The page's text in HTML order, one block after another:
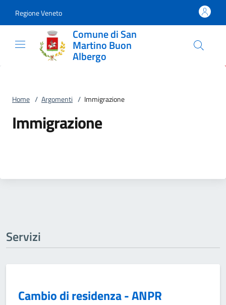
Regione Veneto
Comune di San
Martino Buon
Albergo
Home / Argomenti / Immigrazione
Immigrazione
Servizi
Cambio di residenza - ANPR